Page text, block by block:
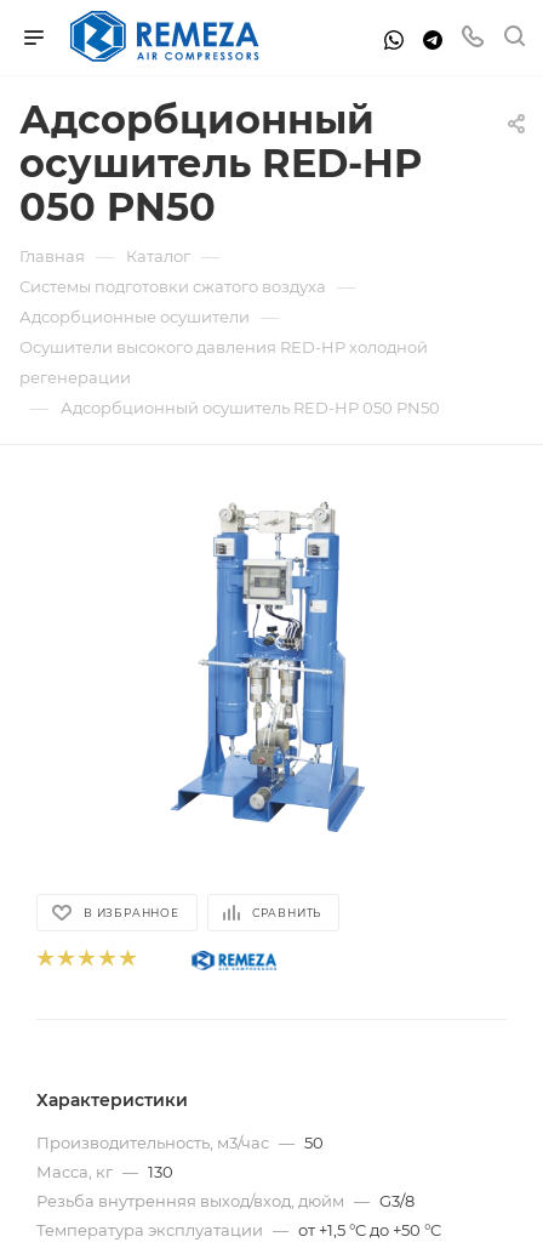
Адсорбционный
осушитель RED-HP
050 PN50
Главная — Каталог —
Системы подготовки сжатого воздуха —
Адсорбционные осушители —
Осушители высокого давления RED-HP холодной
регенерации
— Адсорбционный осушитель RED-HP 050 PN50
В ИЗБРАННОЕ СРАВНИТЬ
Характеристики
Производительность, м3/час — 50
Масса, кг — 130
Резьба внутренняя выход/вход, дюйм — G3/8
Температура эксплуатации — от +1,5 °C до +50 °C